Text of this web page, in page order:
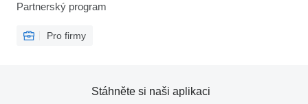
Partnerský program
Pro firmy
Stáhněte si naši aplikaci